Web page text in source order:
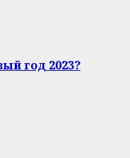
год 2023?